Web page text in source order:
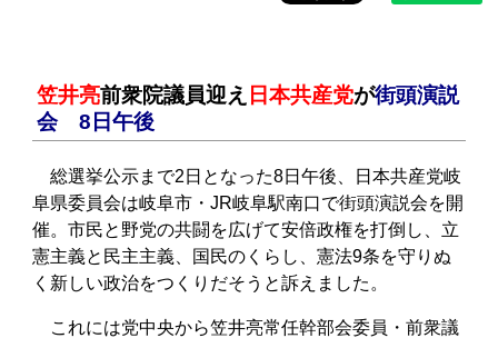
笠井亮前衆院議員迎え 日本共産党が街頭演説
会 8日午後
総選挙公示まで2日となった8日午後、日本共産党岐
阜県委員会は岐阜市・JR岐阜駅南口で街頭演説会を開
催。市民と野党の共闘を広げて安倍政権を打倒し、立
憲主義と民主主義、国民のくらし、憲法9条を守りぬ
く新しい政治をつくりだそうと訴えました。
これには党中央から笠井亮常任幹部会委員・前衆議